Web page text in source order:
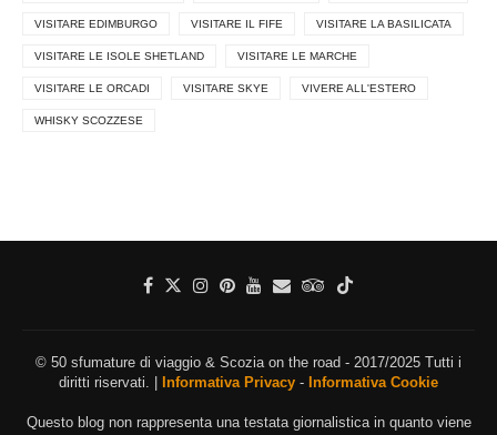
VISITARE EDIMBURGO VISITARE IL FIFE VISITARE LA BASILICATA
VISITARE LE ISOLE SHETLAND VISITARE LE MARCHE
VISITARE LE ORCADI VISITARE SKYE VIVERE ALL'ESTERO
WHISKY SCOZZESE
© 50 sfumature di viaggio & Scozia on the road - 2017/2025 Tutti i
diritti riservati. |
Informativa Privacy - Informativa Cookie
Questo blog non rappresenta una testata giornalistica in quanto viene